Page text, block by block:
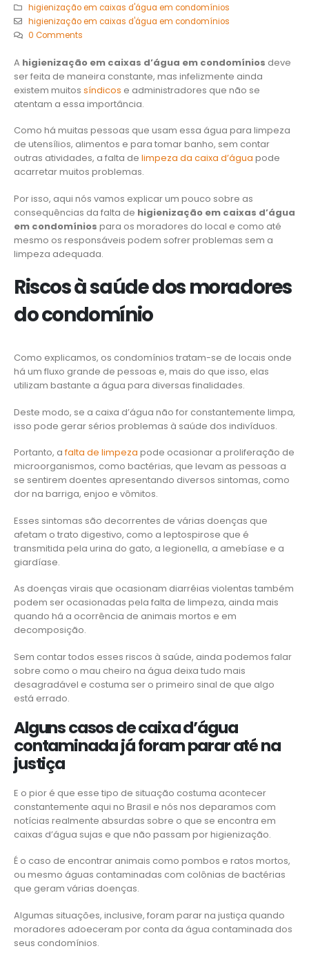
higienização em caixas d'água em condomínios
higienização em caixas d'água em condomínios
0 Comments
A higienização em caixas d’água em condomínios deve
ser feita de maneira constante, mas infelizmente ainda
existem muitos síndicos e administradores que não se
atentam a essa importância.
Como há muitas pessoas que usam essa água para limpeza
de utensílios, alimentos e para tomar banho, sem contar
outras atividades, a falta de limpeza da caixa d’água pode
acarretar muitos problemas.
Por isso, aqui nós vamos explicar um pouco sobre as
consequências da falta de higienização em caixas d’água
em condomínios para os moradores do local e como até
mesmo os responsáveis podem sofrer problemas sem a
limpeza adequada.
Riscos à saúde dos moradores
do condomínio
Como explicamos, os condomínios tratam-se de locais onde
há um fluxo grande de pessoas e, mais do que isso, elas
utilizam bastante a água para diversas finalidades.
Deste modo, se a caixa d’água não for constantemente limpa,
isso pode gerar sérios problemas à saúde dos indivíduos.
Portanto, afalta de limpeza pode ocasionar a proliferação de
microorganismos, como bactérias, que levam as pessoas a
se sentirem doentes apresentando diversos sintomas, como
dor na barriga, enjoo e vômitos.
Esses sintomas são decorrentes de várias doenças que
afetam o trato digestivo, como a leptospirose que é
transmitida pela urina do gato, a legionella, a amebíase e a
giardíase.
As doenças virais que ocasionam diarréias violentas também
podem ser ocasionadas pela falta de limpeza, ainda mais
quando há a ocorrência de animais mortos e em
decomposição.
Sem contar todos esses riscos à saúde, ainda podemos falar
sobre como o mau cheiro na água deixa tudo mais
desagradável e costuma ser o primeiro sinal de que algo
está errado.
Alguns casos de caixa d’água
contaminada já foram parar até na
justiça
E o pior é que esse tipo de situação costuma acontecer
constantemente aqui no Brasil e nós nos deparamos com
notícias realmente absurdas sobre o que se encontra em
caixas d’água sujas e que não passam por higienização.
É o caso de encontrar animais como pombos e ratos mortos,
ou mesmo águas contaminadas com colônias de bactérias
que geram várias doenças.
Algumas situações, inclusive, foram parar na justiça quando
moradores adoeceram por conta da água contaminada dos
seus condomínios.